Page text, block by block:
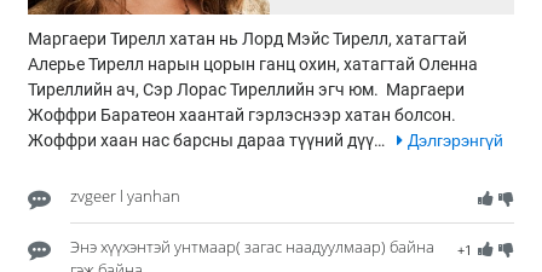
Маргаери Тирелл хатан нь Лорд Мэйс Тирелл, хатагтай
Алерье Тирелл нарын цорын ганц охин, хатагтай Оленна
Тиреллийн ач, Сэр Лорас Тиреллийн эгч юм. Маргаери
Жоффри Баратеон хаантай гэрлэснээр хатан болсон.
Жоффри хаан нас барсны дараа түүний дүү…
Дэлгэрэнгүй
zvgeer l yanhan
+1
Энэ хүүхэнтэй унтмаар( загас наадуулмаар) байна